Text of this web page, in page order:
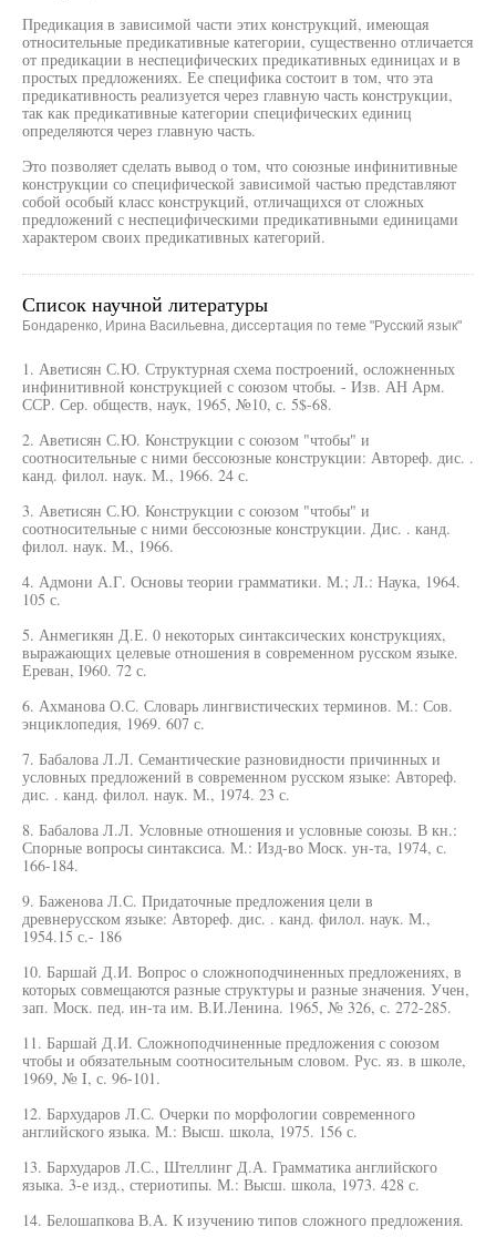
Предикация в зависимой части этих конструкций, имеющая
относительные предикативные категории, существенно отличается
от предикации в неспецифических предикативных единицах и в
простых предложениях. Ее специфика состоит в том, что эта
предикативность реализуется через главную часть конструкции,
так как предикативные категории специфических единиц
определяются через главную часть.
Это позволяет сделать вывод о том, что союзные инфинитивные
конструкции со специфической зависимой частью представляют
собой особый класс конструкций, отличащихся от сложных
предложений с неспецифическими предикативными единицами
характером своих предикативных категорий.
Список научной литературы
Бондаренко, Ирина Васильевна, диссертация по теме "Русский язык"
1. Аветисян С.Ю. Структурная схема построений, осложненных
инфинитивной конструкцией с союзом чтобы. - Изв. АН Арм.
ССР. Сер. обществ, наук, 1965, №10, с. 5$-68.
2. Аветисян С.Ю. Конструкции с союзом "чтобы" и
соотносительные с ними бессоюзные конструкции: Автореф. дис. .
канд. филол. наук. М., 1966. 24 с.
3. Аветисян С.Ю. Конструкции с союзом "чтобы" и
соотносительные с ними бессоюзные конструкции. Дис. . канд.
филол. наук. М., 1966.
4. Адмони А.Г. Основы теории грамматики. М.; Л.: Наука, 1964.
105 с.
5. Анмегикян Д.Е. 0 некоторых синтаксических конструкциях,
выражающих целевые отношения в современном русском языке.
Ереван, I960. 72 с.
6. Ахманова О.С. Словарь лингвистических терминов. М.: Сов.
энциклопедия, 1969. 607 с.
7. Бабалова Л.Л. Семантические разновидности причинных и
условных предложений в современном русском языке: Автореф.
дис. . канд. филол. наук. М., 1974. 23 с.
8. Бабалова Л.Л. Условные отношения и условные союзы. В кн.:
Спорные вопросы синтаксиса. М.: Изд-во Моск. ун-та, 1974, с.
166-184.
9. Баженова Л.С. Придаточные предложения цели в
древнерусском языке: Автореф. дис. . канд. филол. наук. М.,
1954.15 с.- 186
10. Баршай Д.И. Вопрос о сложноподчиненных предложениях, в
которых совмещаются разные структуры и разные значения. Учен,
зап. Моск. пед. ин-та им. В.И.Ленина. 1965, № 326, с. 272-285.
11. Баршай Д.И. Сложноподчиненные предложения с союзом
чтобы и обязательным соотносительным словом. Рус. яз. в школе,
1969, № I, с. 96-101.
12. Бархударов Л.С. Очерки по морфологии современного
английского языка. М.: Высш. школа, 1975. 156 с.
13. Бархударов Л.С., Штеллинг Д.А. Грамматика английского
языка. 3-е изд., стериотипы. М.: Высш. школа, 1973. 428 с.
14. Белошапкова В.А. К изучению типов сложного предложения.